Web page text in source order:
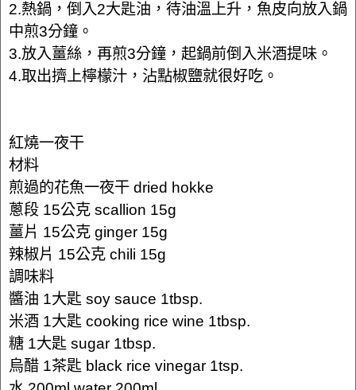
2.熱鍋，倒入2大匙油，待油溫上升，魚皮向放入鍋
中煎3分鐘。
3.放入薑絲，再煎3分鐘，起鍋前倒入米酒提味。
4.取出擠上檸檬汁，沾點椒鹽就很好吃。
紅燒一夜干
材料
煎過的花魚一夜干 dried hokke
蔥段 15公克 scallion 15g
薑片 15公克 ginger 15g
辣椒片 15公克 chili 15g
調味料
醬油 1大匙 soy sauce 1tbsp.
米酒 1大匙 cooking rice wine 1tbsp.
糖 1大匙 sugar 1tbsp.
烏醋 1茶匙 black rice vinegar 1tsp.